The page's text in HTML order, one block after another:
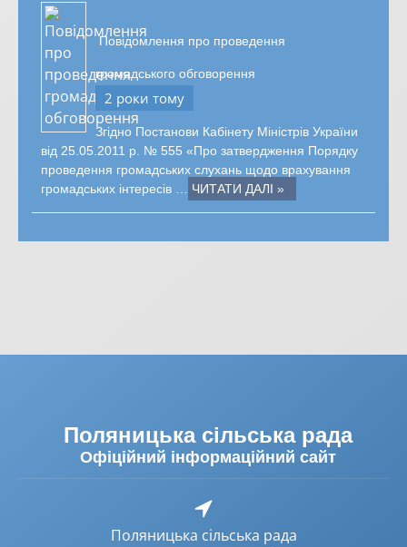
Повідомлення про проведення
громадського обговорення
2 роки тому
Згідно Постанови Кабінету Міністрів України
від 25.05.2011 р. № 555 «Про затвердження Порядку
проведення громадських слухань щодо врахування
громадських інтересів … ЧИТАТИ ДАЛІ »
Поляницька сільська рада
Офіційний інформаційний сайт
Поляницька сільська рада